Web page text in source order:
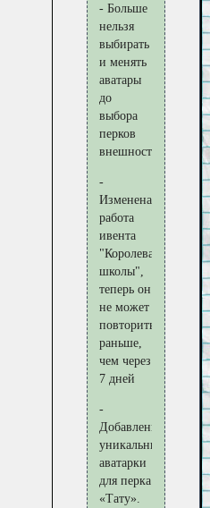
- Больше
нельзя
выбирать
и менять
аватары
до
выбора
перков
внешности
-
Изменена
работа
ивента
"Королева
школы",
теперь он
не может
повториться
раньше,
чем через
7 дней
-
Добавлены
уникальные
аватарки
для перка
«Тату».